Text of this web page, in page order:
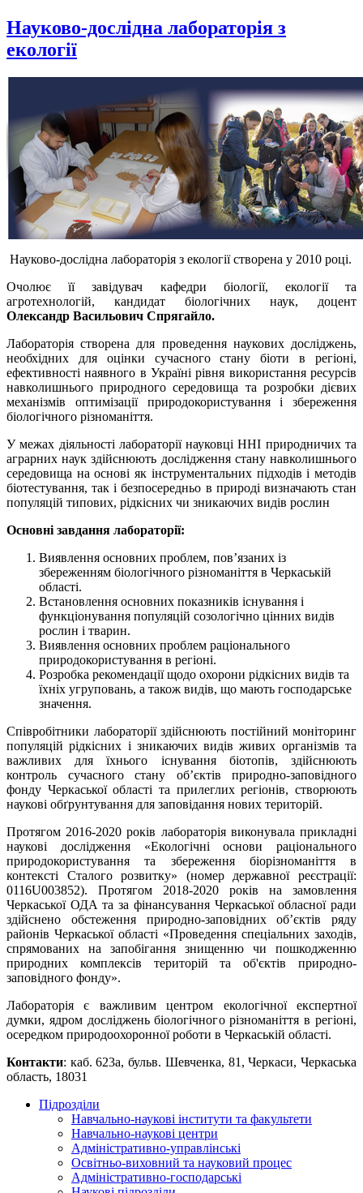
Науково-дослідна лабораторія з
екології
Науково-дослідна лабораторія з екології створена у 2010 році.
Очолює її завідувач кафедри біології, екології та
агротехнологій, кандидат біологічних наук, доцент
Олександр Васильович Спрягайло.
Лабораторія створена для проведення наукових досліджень,
необхідних для оцінки сучасного стану біоти в регіоні,
ефективності наявного в Україні рівня використання ресурсів
навколишнього природного середовища та розробки дієвих
механізмів оптимізації природокористування і збереження
біологічного різноманіття.
У межах діяльності лабораторії науковці ННІ природничих та
аграрних наук здійснюють дослідження стану навколишнього
середовища на основі як інструментальних підходів і методів
біотестування, так і безпосередньо в природі визначають стан
популяцій типових, рідкісних чи зникаючих видів рослин
Основні завдання лабораторії:
Виявлення основних проблем, пов’язаних із
збереженням біологічного різноманіття в Черкаській
області.
Встановлення основних показників існування і
функціонування популяцій созологічно цінних видів
рослин і тварин.
Виявлення основних проблем раціонального
природокористування в регіоні.
Розробка рекомендації щодо охорони рідкісних видів та
їхніх угруповань, а також видів, що мають господарське
значення.
Співробітники лабораторії здійснюють постійний моніторинг
популяцій рідкісних і зникаючих видів живих організмів та
важливих для їхнього існування біотопів, здійснюють
контроль сучасного стану об’єктів природно-заповідного
фонду Черкаської області та прилеглих регіонів, створюють
наукові обґрунтування для заповідання нових територій.
Протягом 2016-2020 років лабораторія виконувала прикладні
наукові дослідження «Екологічні основи раціонального
природокористування та збереження біорізноманіття в
контексті Сталого розвитку» (номер державної реєстрації:
0116U003852). Протягом 2018-2020 років на замовлення
Черкаської ОДА та за фінансування Черкаської обласної ради
здійснено обстеження природно-заповідних об’єктів ряду
районів Черкаської області «Проведення спеціальних заходів,
спрямованих на запобігання знищенню чи пошкодженню
природних комплексів територій та об'єктів природно-
заповідного фонду».
Лабораторія є важливим центром екологічної експертної
думки, ядром досліджень біологічного різноманіття в регіоні,
осередком природоохоронної роботи в Черкаській області.
Контакти: каб. 623а, бульв. Шевченка, 81, Черкаси, Черкаська
область, 18031
Підрозділи
Навчально-наукові інститути та факультети
Навчально-наукові центри
Адміністративно-управлінські
Освітньо-виховний та науковий процес
Адміністративно-господарські